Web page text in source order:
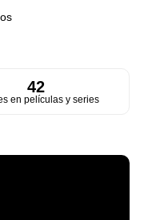
42
en películas y series